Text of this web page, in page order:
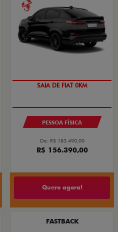
PESSOA FÍSICA
De: R$ 183.490,00
R$ 156.390,00
Quero agora!
FASTBACK